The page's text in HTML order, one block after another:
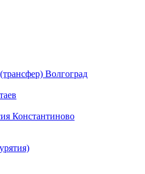
Волгоград
Константиново